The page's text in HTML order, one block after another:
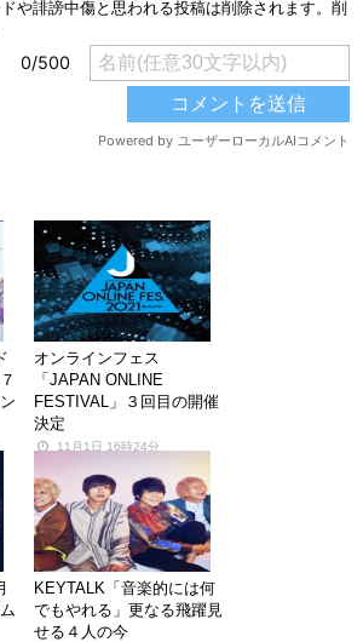
オンラインフェス
「JAPAN ONLINE
FESTIVAL」３回目の開催
決定
11月1日 16時24分
KEYTALK「音楽的には何
でもやれる」更なる飛躍見
せる４人の今